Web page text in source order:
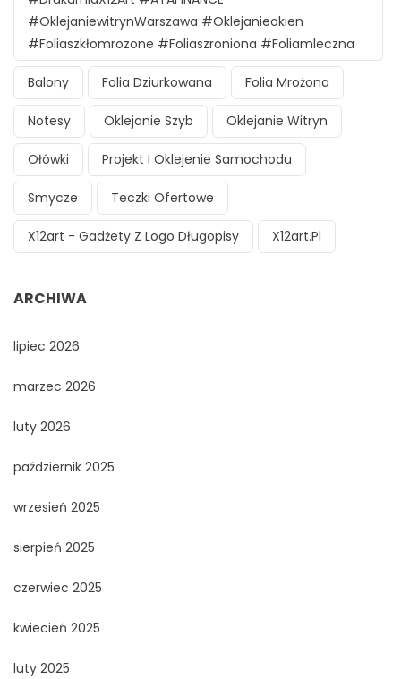
#oklejaniewitrynWarszawa #oklejanieokien
#foliaszkłomrozone #foliaszroniona #foliamleczna
Balony Folia Dziurkowana Folia Mrożona
Notesy Oklejanie Szyb Oklejanie Witryn
Ołówki Projekt I Oklejenie Samochodu
Smycze Teczki Ofertowe
X12art - Gadżety Z Logo Długopisy X12art.pl
ARCHIWA
lipiec 2026
marzec 2026
luty 2026
październik 2025
wrzesień 2025
sierpień 2025
czerwiec 2025
kwiecień 2025
luty 2025